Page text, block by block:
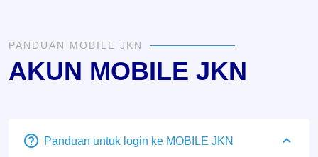
PANDUAN MOBILE JKN
AKUN MOBILE JKN
Panduan untuk login ke MOBILE JKN